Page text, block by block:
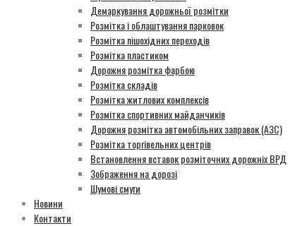
Демаркування дорожньої розмітки
Розмітка і облаштування парковок
Розмітка пішохідних переходів
Розмітка пластиком
Дорожня розмітка фарбою
Розмітка складів
Розмітка житлових комплексів
Розмітка спортивних майданчиків
Дорожня розмітка автомобільних заправок (АЗС)
Розмітка торгівельних центрів
Встановлення вставок розміточних дорожніх ВРД
Зображення на дорозі
Шумові смуги
Новини
Контакти